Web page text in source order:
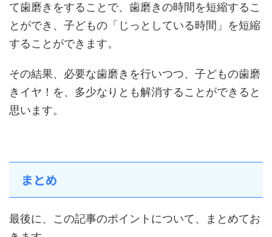
て歯磨きをすることで、歯磨きの時間を短縮するこ
とができ、子どもの「じっとしている時間」を短縮
することができます。
その結果、必要な歯磨きを行いつつ、子どもの歯磨
きイヤ！を、多少なりとも解消することができると
思います。
まとめ
最後に、この記事のポイントについて、まとめてお